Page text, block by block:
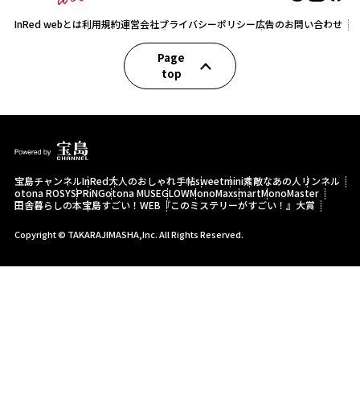
InRed webとは利用規約運営会社プライバシーポリシー広告のお問い合わせ
Page
top
宝島チャンネルInRed大人のおしゃれ手帖sweetmini素敵なあの人 リンネル
otona ROSYSPRiNGotona MUSEGLOWMonoMaxsmartMonoMaster
田舎暮らしの本宝島すごい！WEB 『このミステリーがすごい！』大賞
Copyright © TAKARAJIMASHA,Inc. All Rights Reserved.